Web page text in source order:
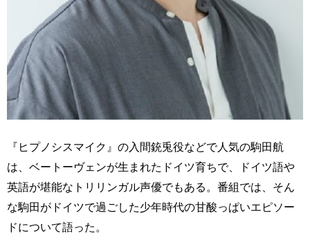
『ヒプノシスマイク』の入間銃兎役などで人気の駒田航
は、ベートーヴェンが生まれたドイツ育ちで、ドイツ語や
英語が堪能なトリリンガル声優でもある。番組では、そん
な駒田がドイツで過ごした少年時代の甘酸っぱいエピソー
ドについて語った。